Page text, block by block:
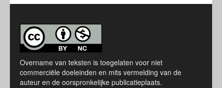
Overname van teksten is toegelaten voor niet
commerciële doeleinden en mits vermelding van de
auteur en de oorspronkelijke publicatieplaats.